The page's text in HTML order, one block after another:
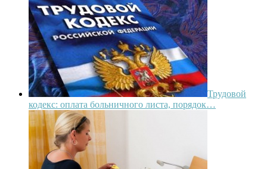
Трудовой
кодекс: оплата больничного листа, порядок…